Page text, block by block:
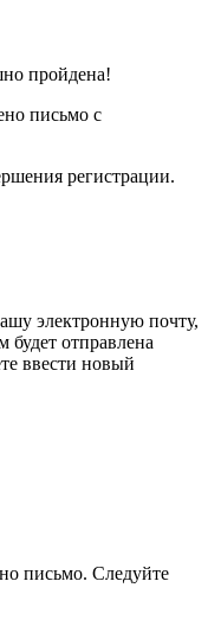
пройдена!
письмо с
регистрации.
электронную почту,
отправлена
ввести новый
письмо. Следуйте